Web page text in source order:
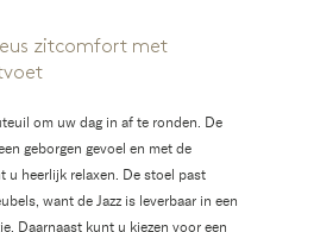
zitcomfort met
om uw dag in af te ronden. De
geborgen gevoel en met de
u heerlijk relaxen. De stoel past
want de Jazz is leverbaar in een
Daarnaast kunt u kiezen voor een